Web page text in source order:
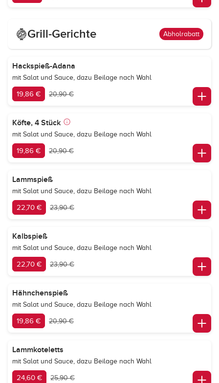
Grill-Gerichte Abholrabatt
Hackspieß-Adana
mit Salat und Sauce, dazu Beilage nach Wahl
19,86 € 20,90 €
Köfte, 4 Stück
mit Salat und Sauce, dazu Beilage nach Wahl
19,86 € 20,90 €
Lammspieß
mit Salat und Sauce, dazu Beilage nach Wahl
22,70 € 23,90 €
Kalbspieß
mit Salat und Sauce, dazu Beilage nach Wahl
22,70 € 23,90 €
Hähnchenspieß
mit Salat und Sauce, dazu Beilage nach Wahl
19,86 € 20,90 €
Lammkoteletts
mit Salat und Sauce, dazu Beilage nach Wahl
24,60 € 25,90 €